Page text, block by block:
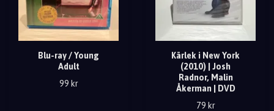
Blu-ray / Young
Adult
99 kr
Kärlek i New York
(2010) | Josh
Radnor, Malin
Åkerman | DVD
79 kr